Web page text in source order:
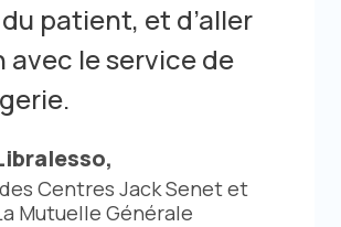
patient, et d’aller
avec le service de
Centres Jack Senet et
Mutuelle Générale